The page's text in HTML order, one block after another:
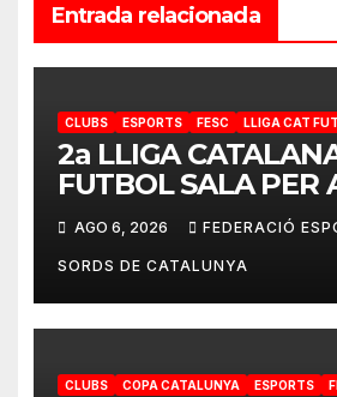
Entrada relacionada
CLUBS ESPORTS FESC LLIGA CAT
2a LLIGA
FUTBOL SALA PER
2026-2027
AGO 6, 2026 FEDERACIÓ
SORDS DE CATALUNYA
CLUBS COPA CATALUNYA ESPORTS